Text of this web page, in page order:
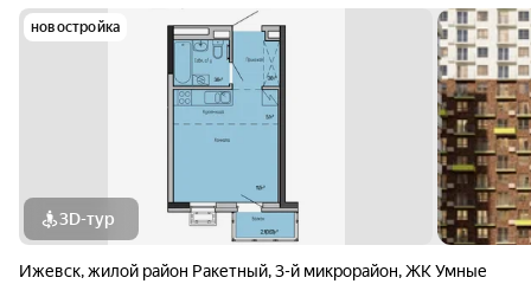
новостройка
3D-тур
Ижевск,жилой район Ракетный,3-й микрорайон,ЖК Умные